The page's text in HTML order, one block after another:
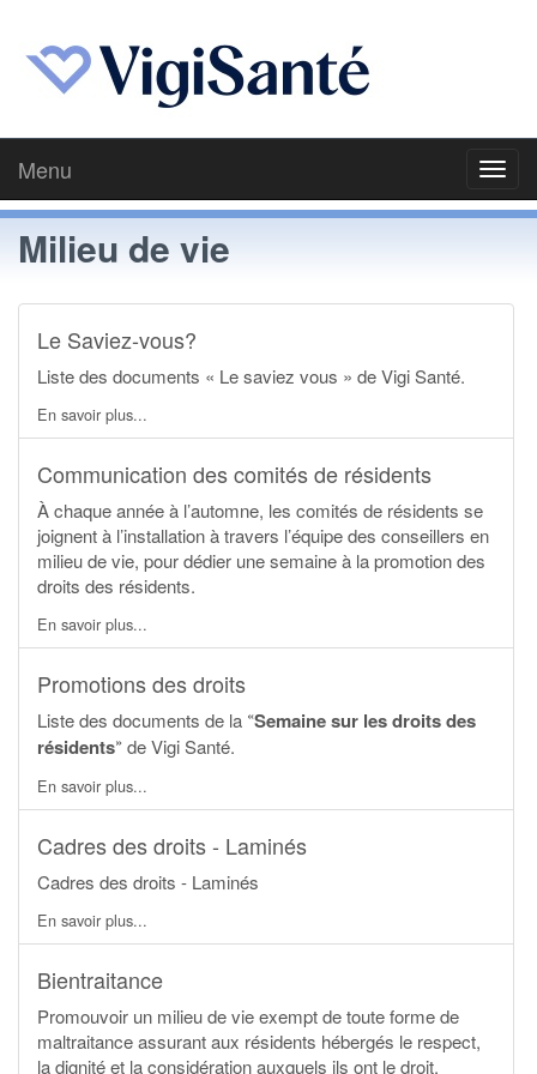
Menu
Milieu de vie
Le Saviez-vous?
Liste des documents « Le saviez vous » de Vigi Santé.
En savoir plus...
Communication des comités de résidents
À chaque année à l’automne, les comités de résidents se
joignent à l’installation à travers l’équipe des conseillers en
milieu de vie, pour dédier une semaine à la promotion des
droits des résidents.
En savoir plus...
Promotions des droits
Liste des documents de la «Semaine sur les droits des
résidents» de Vigi Santé.
En savoir plus...
Cadres des droits - Laminés
Cadres des droits - Laminés
En savoir plus...
Bientraitance
Promouvoir un milieu de vie exempt de toute forme de
maltraitance assurant aux résidents hébergés le respect,
la dignité et la considération auxquels ils ont le droit.